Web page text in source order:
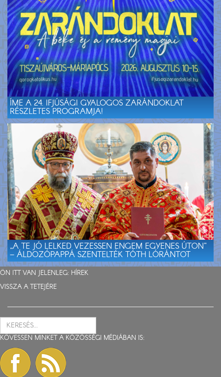
ÍME A 24. IFJÚSÁGI GYALOGOS ZARÁNDOKLAT
RÉSZLETES PROGRAMJA!
„A TE JÓ LELKED VEZESSEN ENGEM EGYENES ÚTON”
– ÁLDOZÓPAPPÁ SZENTELTÉK TÓTH LÓRÁNTOT
ÖN ITT VAN JELENLEG: HÍREK
VISSZA A TETEJÉRE
KÖVESSEN MINKET A KÖZÖSSÉGI MÉDIÁBAN IS: